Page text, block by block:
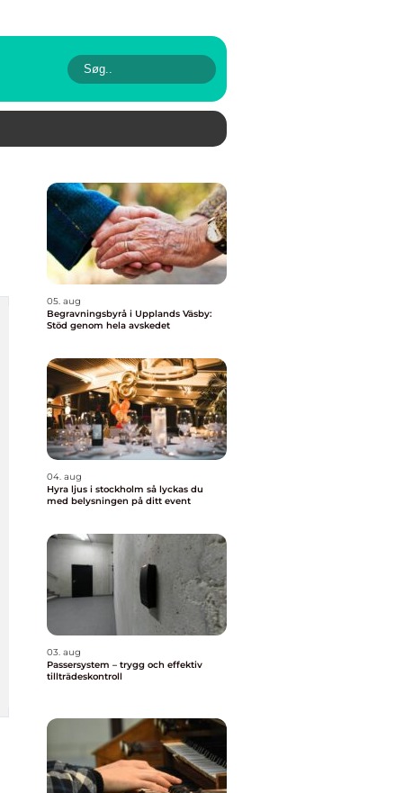
05. aug
Begravningsbyrå i Upplands Väsby:
Stöd genom hela avskedet
04. aug
Hyra ljus i stockholm så lyckas du
med belysningen på ditt event
03. aug
Passersystem – trygg och effektiv
tillträdeskontroll